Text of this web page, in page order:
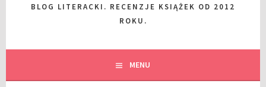
BLOG LITERACKI. RECENZJE KSIĄŻEK OD 2012
ROKU.
MENU